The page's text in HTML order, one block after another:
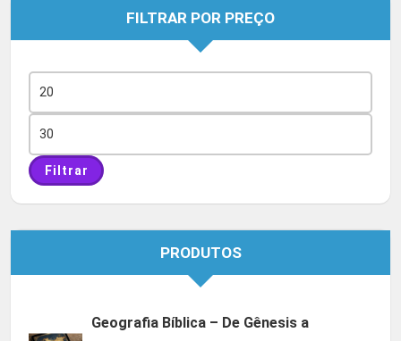
FILTRAR POR PREÇO
mínimo
máximo
Filtrar
PRODUTOS
Geografia Bíblica – De Gênesis a